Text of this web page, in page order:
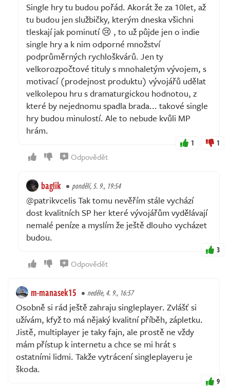
Single hry tu budou pořád. Akorát že za 10let, až
tu budou jen službičky, kterým dneska všichni
tleskají jak pominutí 😢 , to už půjde jen o indie
single hry a k nim odporné množství
podprůměrných rychloškvárů. Jen ty
velkorozpočtové tituly s mnohaletým vývojem, s
motivací (prodejnost produktu) vývojářů udělat
velkolepou hru s dramaturgickou hodnotou, z
které by nejednomu spadla brada... takové single
hry budou minulostí. Ale to nebude kvůli MP
hrám.
1 1
Odpovědět
baglik pondělí, 5. 9., 19:54
@patrikvcelis Tak tomu nevěřím stále vychází
dost kvalitních SP her které vývojářům vydělávají
nemalé peníze a myslím že ještě dlouho vycházet
budou.
3
Odpovědět
m-manasek15 neděle, 4. 9., 16:57
Osobně si rád ještě zahraju singleplayer. Zvlášť si
užívám, kfyž to má nějaký kvalitní příběh, zápletku.
Jistě, multiplayer je taky fajn, ale prostě ne vždy
mám přístup k internetu a chce se mi hrát s
ostatními lidmi. Takže vytrácení singleplayeru je
škoda.
9